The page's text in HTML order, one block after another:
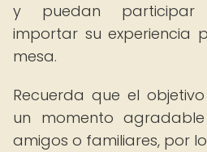
y puedan participar
importar su experiencia
mesa.
Recuerda que el
un momento
amigos o familiares, por